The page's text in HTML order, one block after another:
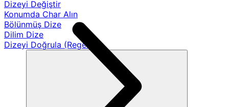
Dizeyi Değiştir
Konumda Char Alın
Bölünmüş Dize
Dilim Dize
Dizeyi Doğrula (Regex)